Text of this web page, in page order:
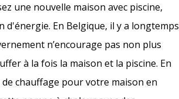
une nouvelle maison avec piscine,
En Belgique, il y a longtemps
n’encourage pas non plus
à la fois la maison et la piscine. En
chauffage pour votre maison en